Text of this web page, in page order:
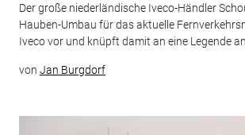
Der große niederländische Iveco-Händler
Hauben-Umbau für das aktuelle
Iveco vor und knüpft damit an eine Legende an.
von Jan Burgdorf